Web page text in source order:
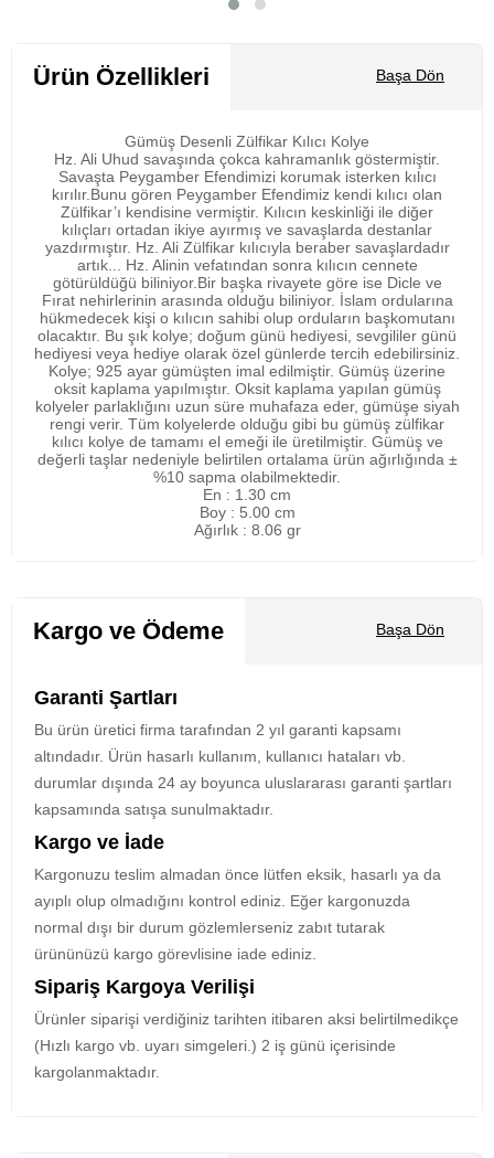
Ürün Özellikleri Başa Dön
Gümüş Desenli Zülfikar Kılıcı Kolye
Hz. Ali Uhud savaşında çokca kahramanlık göstermiştir.
Savaşta Peygamber Efendimizi korumak isterken kılıcı
kırılır.Bunu gören Peygamber Efendimiz kendi kılıcı olan
Zülfikar’ı kendisine vermiştir. Kılıcın keskinliği ile diğer
kılıçları ortadan ikiye ayırmış ve savaşlarda destanlar
yazdırmıştır. Hz. Ali Zülfikar kılıcıyla beraber savaşlardadır
artık... Hz. Alinin vefatından sonra kılıcın cennete
götürüldüğü biliniyor.Bir başka rivayete göre ise Dicle ve
Fırat nehirlerinin arasında olduğu biliniyor. İslam ordularına
hükmedecek kişi o kılıcın sahibi olup orduların başkomutanı
olacaktır. Bu şık kolye; doğum günü hediyesi, sevgililer günü
hediyesi veya hediye olarak özel günlerde tercih edebilirsiniz.
Kolye; 925 ayar gümüşten imal edilmiştir. Gümüş üzerine
oksit kaplama yapılmıştır. Oksit kaplama yapılan gümüş
kolyeler parlaklığını uzun süre muhafaza eder, gümüşe siyah
rengi verir. Tüm kolyelerde olduğu gibi bu gümüş zülfikar
kılıcı kolye de tamamı el emeği ile üretilmiştir. Gümüş ve
değerli taşlar nedeniyle belirtilen ortalama ürün ağırlığında ±
%10 sapma olabilmektedir.
En : 1.30 cm
Boy : 5.00 cm
Ağırlık : 8.06 gr
Kargo ve Ödeme Başa Dön
Garanti Şartları
Bu ürün üretici firma tarafından 2 yıl garanti kapsamı
altındadır. Ürün hasarlı kullanım, kullanıcı hataları vb.
durumlar dışında 24 ay boyunca uluslararası garanti şartları
kapsamında satışa sunulmaktadır.
Kargo ve İade
Kargonuzu teslim almadan önce lütfen eksik, hasarlı ya da
ayıplı olup olmadığını kontrol ediniz. Eğer kargonuzda
normal dışı bir durum gözlemlerseniz zabıt tutarak
ürününüzü kargo görevlisine iade ediniz.
Sipariş Kargoya Verilişi
Ürünler siparişi verdiğiniz tarihten itibaren aksi belirtilmedikçe
(Hızlı kargo vb. uyarı simgeleri.) 2 iş günü içerisinde
kargolanmaktadır.